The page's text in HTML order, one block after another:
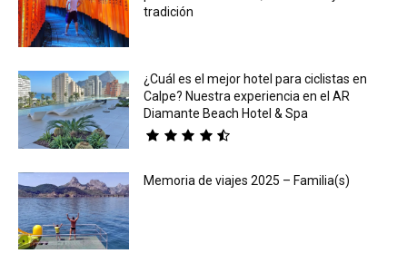
tradición
¿Cuál es el mejor hotel para ciclistas en
Calpe? Nuestra experiencia en el AR
Diamante Beach Hotel & Spa
Memoria de viajes 2025 – Familia(s)